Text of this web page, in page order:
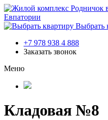
Евпатории
Выбрать
+7 978 938 4 888
Заказать звонок
Меню
Кладовая №8